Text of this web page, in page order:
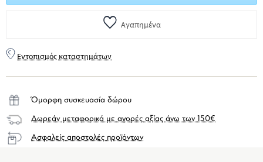
Αγαπημένα
Εντοπισμός καταστημάτων
Όμορφη συσκευασία δώρου
Δωρεάν μεταφορικά με αγορές αξίας άνω των 150€
Ασφαλείς αποστολές προϊόντων